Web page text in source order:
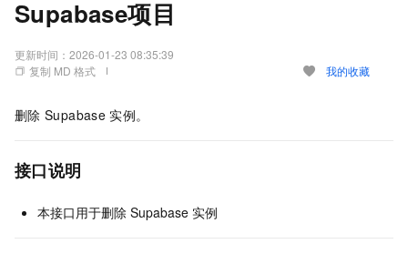
Supabase项目
更新时间： 2026-01-23 08:35:39
复制 MD 格式
我的收藏
删除 Supabase 实例。
接口说明
本接口用于删除 Supabase 实例